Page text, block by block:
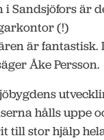
Sandsjöfors är
(!)
är fantastisk.
Åke Persson.
hålls uppe
till stor hjälp